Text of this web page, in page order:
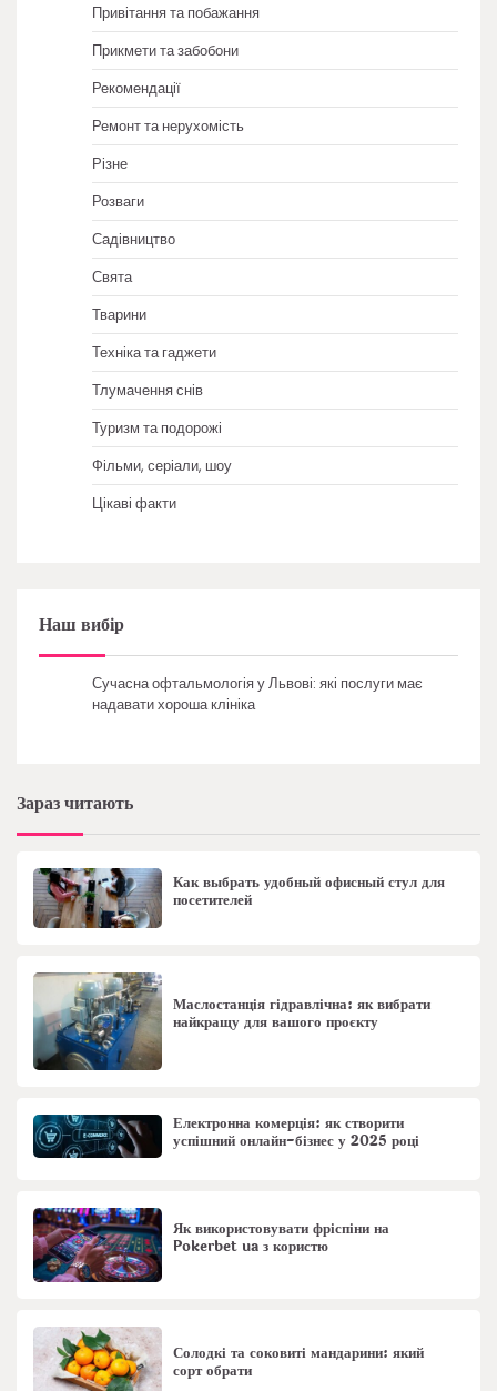
Привітання та побажання
Прикмети та забобони
Рекомендації
Ремонт та нерухомість
Різне
Розваги
Садівництво
Свята
Тварини
Техніка та гаджети
Тлумачення снів
Туризм та подорожі
Фільми, серіали, шоу
Цікаві факти
Наш вибір
Сучасна офтальмологія у Львові: які послуги має
надавати хороша клініка
Зараз читають
Как выбрать удобный офисный стул для
посетителей
Маслостанція гідравлічна: як вибрати
найкращу для вашого проєкту
Електронна комерція: як створити
успішний онлайн-бізнес у 2025 році
Як використовувати фріспіни на
Pokerbet ua з користю
Солодкі та соковиті мандарини: який
сорт обрати